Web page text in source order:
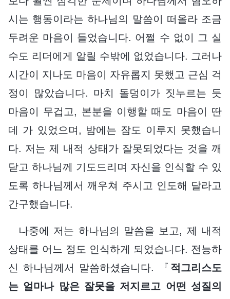
시는 행동이라는 하나님의 말씀이 떠올라 조금
두려운 마음이 들었습니다. 어쩔 수 없이 그 실
수도 리더에게 알릴 수밖에 없었습니다. 그러나
시간이 지나도 마음이 자유롭지 못했고 근심 걱
정이 많았습니다. 마치 돌덩이가 짓누르는 듯
마음이 무겁고, 본분을 이행할 때도 마음이 딴
데 가 있었으며, 밤에는 잠도 이루지 못했습니
다. 저는 제 내적 상태가 잘못되었다는 것을 깨
닫고 하나님께 기도드리며 자신을 인식할 수 있
도록 하나님께서 깨우쳐 주시고 인도해 달라고
간구했습니다.
나중에 저는 하나님의 말씀을 보고, 제 내적
상태를 어느 정도 인식하게 되었습니다. 전능하
신 하나님께서 말씀하셨습니다. 『 적그리스도
는 얼마나 많은 잘못을 저지르고 어떤 성질의